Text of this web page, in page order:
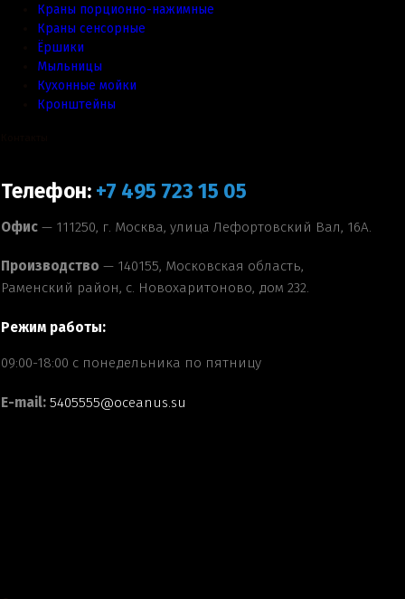
Краны порционно-нажимные
Краны сенсорные
Ёршики
Мыльницы
Кухонные мойки
Кронштейны
Телефон: +7 495 723 15 05
Офис — 111250, г. Москва, улица Лефортовский Вал, 16А.
Производство — 140155, Московская область,
Раменский район, с. Новохаритоново, дом 232.
Режим работы:
09:00-18:00 с понедельника по пятницу
E-mail: 5405555@oceanus.su